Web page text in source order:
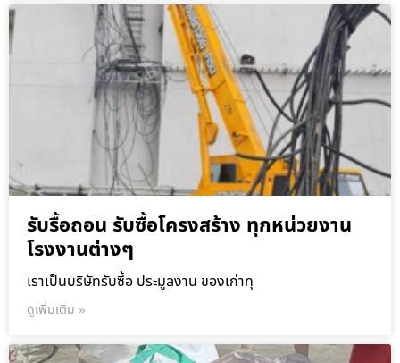
รับรื้อถอน รับซื้อโครงสร้าง ทุกหน่วยงาน
โรงงานต่างๆ
เราเป็นบริษัทรับซื้อ ประมูลงาน ของเก่าทุ
ดูเพิ่มเติม »